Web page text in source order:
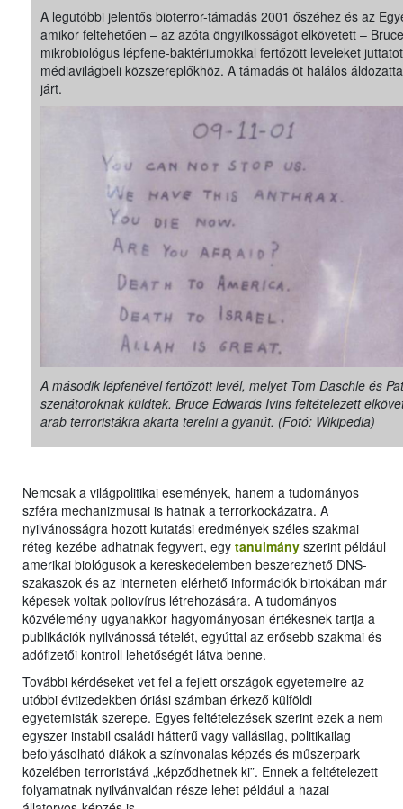
A legutóbbi jelentős bioterror-támadás 2001 őszéhez és az
amikor feltehetően – az azóta öngyilkosságot elkövetett –
mikrobiológus lépfene-baktériumokkal fertőzött leveleket
médiavilágbeli közszereplőkhöz. A támadás öt halálos
járt.
A második lépfenével fertőzött levél, melyet Tom Daschle és
szenátoroknak küldtek. Bruce Edwards Ivins feltételezett
arab terroristákra akarta terelni a gyanút. (Fotó: Wikipedia)
Nemcsak a világpolitikai események, hanem a tudományos
szféra mechanizmusai is hatnak a terrorkockázatra. A
nyilvánosságra hozott kutatási eredmények széles szakmai
réteg kezébe adhatnak fegyvert, egy tanulmány szerint például
amerikai biológusok a kereskedelemben beszerezhető DNS-
szakaszok és az interneten elérhető információk birtokában már
képesek voltak poliovírus létrehozására. A tudományos
közvélemény ugyanakkor hagyományosan értékesnek tartja a
publikációk nyilvánossá tételét, egyúttal az erősebb szakmai és
adófizetői kontroll lehetőségét látva benne.
További kérdéseket vet fel a fejlett országok egyetemeire az
utóbbi évtizedekben óriási számban érkező külföldi
egyetemisták szerepe. Egyes feltételezések szerint ezek a nem
egyszer instabil családi hátterű vagy vallásilag, politikailag
befolyásolható diákok a színvonalas képzés és műszerpark
közelében terroristává „képződhetnek ki”. Ennek a feltételezett
folyamatnak nyilvánvalóan része lehet például a hazai